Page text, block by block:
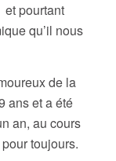
pourtant
qu’il nous
de la
ans et a été
an, au cours
toujours.